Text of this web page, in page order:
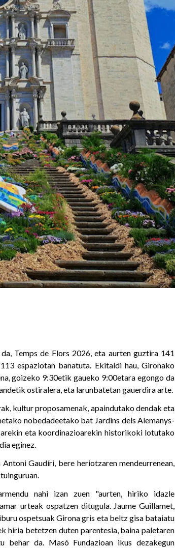
Temps de Flors 2026, eta aurten guztira 141
espaziotan banatuta. Ekitaldi hau, Gironako
goizeko 9:30etik gaueko 9:00etara egongo da
ostiralera, eta larunbatetan gauerdira arte.
kultur proposamenak, apaindutako dendak eta
nobedadeetako bat Jardins dels Alemanys-
eta koordinazioarekin historikoki lotutako
eginez.
Gaudíri, bere heriotzaren mendeurrenean,
nahi izan zuen "aurten, hiriko idazle
urteak ospatzen ditugula. Jaume Guillamet,
ospetsuak Girona gris eta beltz gisa bataiatu
hiria betetzen duten parentesia, baina paletaren
behar da. Masó Fundazioan ikus dezakegun